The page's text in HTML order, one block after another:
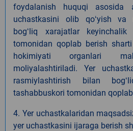
foydalanish huquqi asosida
uchastkasini olib qoʻyish va
bogʻliq xarajatlar
tomonidan qoplab berish
hokimiyati organlari
moliyalashtiriladi. Yer
rasmiylashtirish bilan
tashabbuskori tomonidan
4. Yer uchastkalaridan
yer uchastkasini ijaraga berish